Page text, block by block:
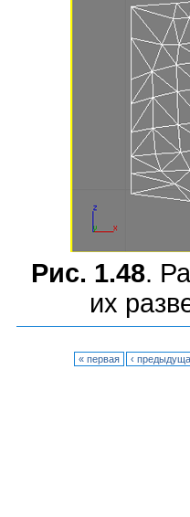
Рис. 1.48.
их
« первая ‹